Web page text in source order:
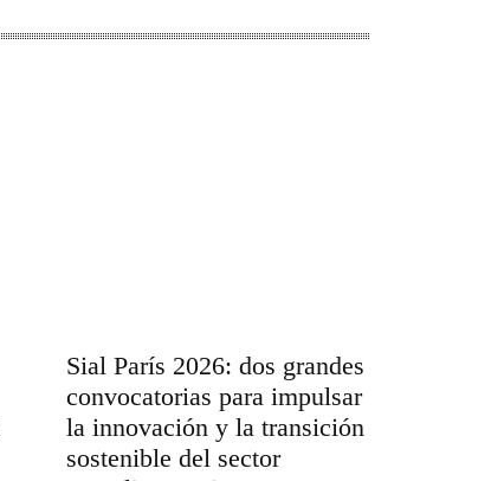
Sial París 2026: dos grandes
convocatorias para impulsar
la innovación y la transición
sostenible del sector